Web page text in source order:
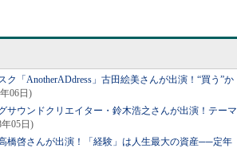
「AnotherADdress」古田絵美さんが出演！“買う”か
06日)
サウンドクリエイター・鈴木浩之さんが出演！テーマ
年05日)
橋啓さんが出演！「経験」は人生最大の資産──定年